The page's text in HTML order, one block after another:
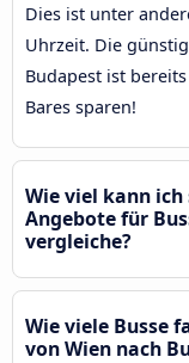
Dies ist unter
Uhrzeit. Die
Budapest ist
Bares sparen!
Wie viel kann
Angebote für
vergleiche?
Wie viele Busse
von Wien nach